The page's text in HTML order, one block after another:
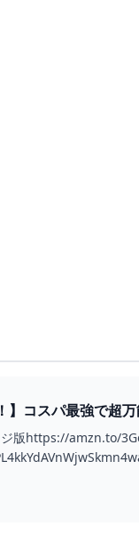
】コスパ最強で超
版https://amzn.to/